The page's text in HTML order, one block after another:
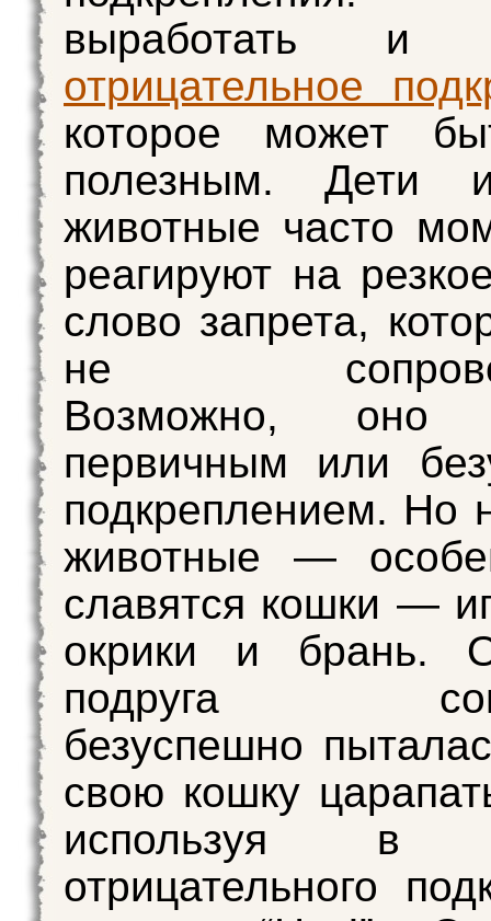
выработать и
отрицательное
которое может
полезным. Дети
животные часто
реагируют на
слово запрета,
не
Возможно, оно
первичным или
подкреплением. Но
животные —
славятся кошки —
окрики и брань.
подруга
безуспешно
свою кошку
используя в
отрицательного